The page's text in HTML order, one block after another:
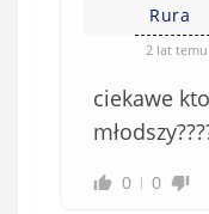
Rura
2 lat temu
ciekawe
0 0